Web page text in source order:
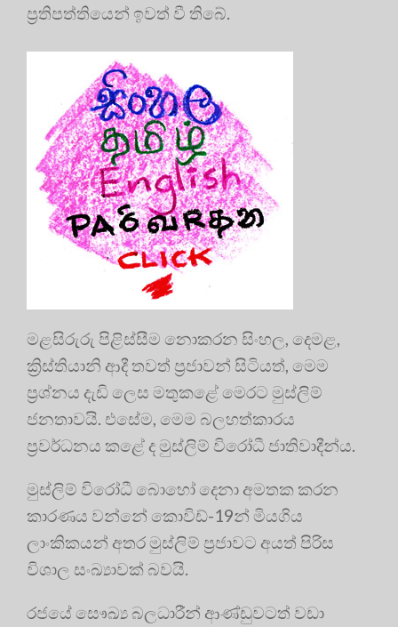
ප්‍රතිපත්තියෙන් ඉවත් වී තිබේ.
මළසිරුරු පිළිස්සීම නොකරන සිංහල, දෙමළ,
ක්‍රිස්තියානි ආදී තවත් ප්‍රජාවන් සිටියත්, මෙම
ප්‍රශ්නය දැඩි ලෙස මතුකළේ මෙරට මුස්ලිම්
ජනතාවයි. එසේම, මෙම බලහත්කාරය
ප්‍රවර්ධනය කළේ ද මුස්ලිම් විරෝධී ජාතිවාදීන්ය.
මුස්ලිම් විරෝධී බොහෝ දෙනා අමතක කරන
කාරණය වන්නේ කොවිඩ්-19න් මියගිය
ලාංකිකයන් අතර මුස්ලිම් ප්‍රජාවට අයත් පිරිස
විශාල සංඛ්‍යාවක් බවයි.
රජයේ සෞඛ්‍ය බලධාරීන් ආණ්ඩුවටත් වඩා